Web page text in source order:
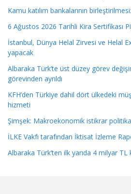
Kamu katılım bankalarının
6 Ağustos 2026 Tarihli Kira Sertifikası
İstanbul, Dünya Helal Zirvesi ve Helal
yapacak
Albaraka Türk’te üst düzey görev
görevinden ayrıldı
KFH’den Türkiye dahil dört ülkedeki
hizmeti
Şimşek: Makroekonomik istikrar
İLKE Vakfı tarafından İktisat İzleme
Albaraka Türk’ten ilk yarıda 4 milyar